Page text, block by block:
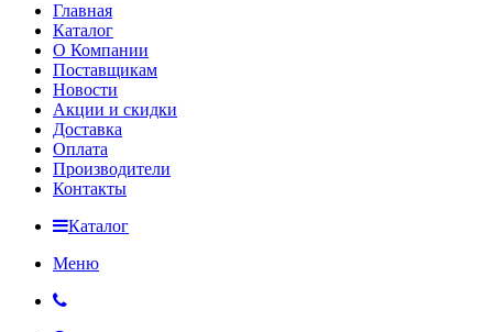
Главная
Каталог
О Компании
Поставщикам
Новости
Акции и скидки
Доставка
Оплата
Производители
Контакты
Каталог
Меню